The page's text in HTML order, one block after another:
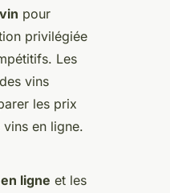
pour
privilégiée
Les
vins
les prix
en ligne.
ligne et les